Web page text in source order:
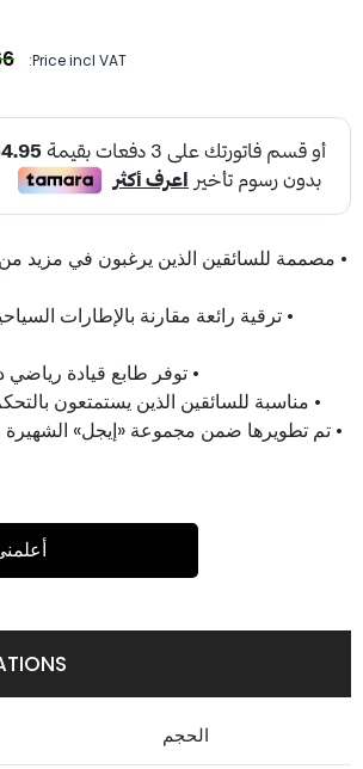
Price incl VAT:
• مصممة للسائقين الذين يرغبون في مزيد من
• ترقية رائعة مقارنة بالإطارات
• توفر طابع قيادة
• مناسبة للسائقين الذين يستمتعون
• تم تطويرها ضمن مجموعة «إيجل»
الحجم